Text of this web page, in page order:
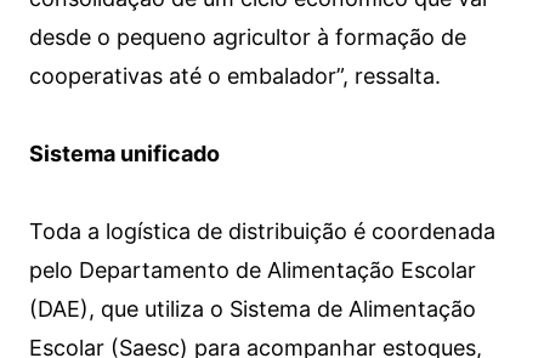
desde o pequeno agricultor à formação de
cooperativas até o embalador”, ressalta.
Sistema unificado
Toda a logística de distribuição é coordenada
pelo Departamento de Alimentação Escolar
(DAE), que utiliza o Sistema de Alimentação
Escolar (Saesc) para acompanhar estoques,